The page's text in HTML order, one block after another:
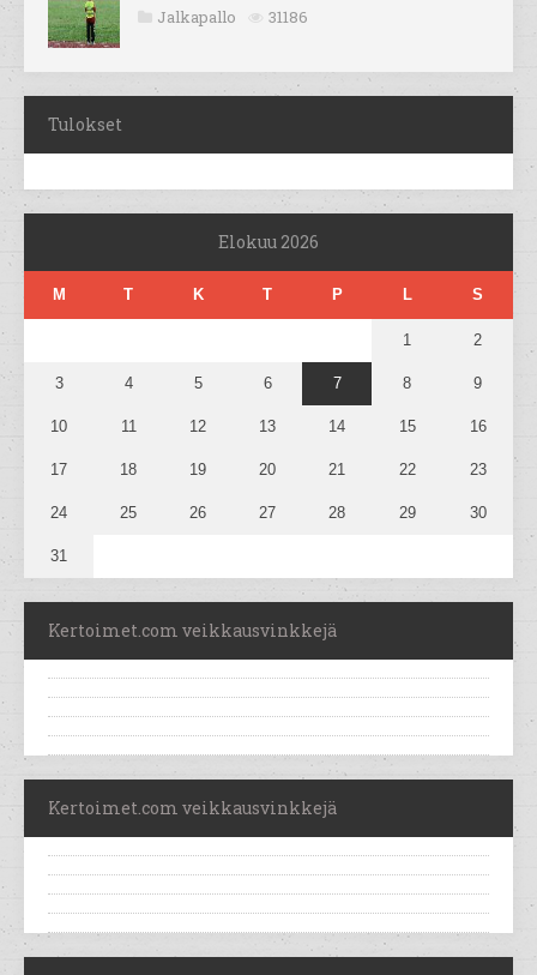
Jalkapallo 31186
Tulokset
Elokuu 2026
M T K T P L S
1 2
3 4 5 6 7 8 9
10 11 12 13 14 15 16
17 18 19 20 21 22 23
24 25 26 27 28 29 30
31
Kertoimet.com veikkausvinkkejä
Kertoimet.com veikkausvinkkejä